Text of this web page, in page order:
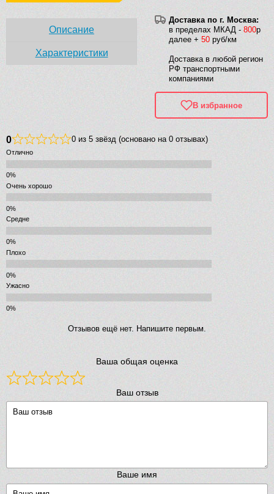
Доставка по г. Москва:
в пределах МКАД - 800р
далее + 50 руб/км
Доставка в любой регион
РФ транспортными
компаниями
В избранное
Описание
Характеристики
0 0 из 5 звёзд (основано на 0 отзывах)
Отлично
Очень хорошо
Средне
Плохо
Ужасно
Отзывов ещё нет. Напишите первым.
Ваша общая оценка
Ваш отзыв
Ваше имя